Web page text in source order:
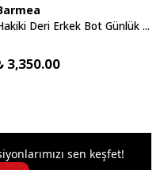
Hakiki Deri Erkek Bot Günlük Yürüyüş Ayakkabısı - 2150 Siyah KK064
3,350.00
sen keşfet!